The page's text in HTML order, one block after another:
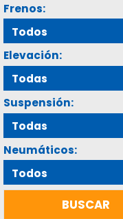
Frenos:
Elevación:
Suspensión:
Neumáticos: